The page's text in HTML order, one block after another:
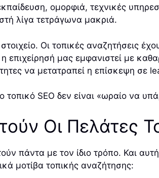
ομορφιά, τεχνικές
λίγα τετράγωνα μακριά.
Οι τοπικές αναζητήσεις
επιχείρησή μας εμφανιστεί με
να μετατραπεί η επίσκεψη σε
τοπικό SEO δεν είναι «ωραίο να
Οι Πελάτες
πάντα με τον ίδιο τρόπο. Και
μοτίβα τοπικής αναζήτησης: